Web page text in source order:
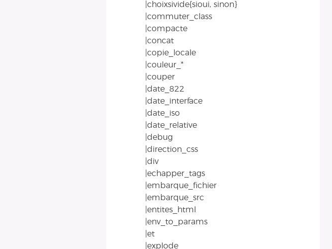
|choixsivide{sioui, sinon}
|commuter_class
|compacte
|concat
|copie_locale
|couleur_*
|couper
|date_822
|date_interface
|date_iso
|date_relative
|debug
|direction_css
|div
|echapper_tags
|embarque_fichier
|embarque_src
|entites_html
|env_to_params
|et
|explode